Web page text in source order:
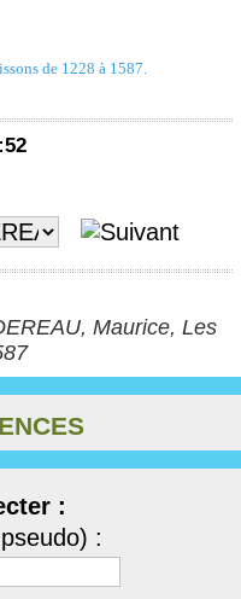
de 1228 à 1587.
Maurice, Les
:
: